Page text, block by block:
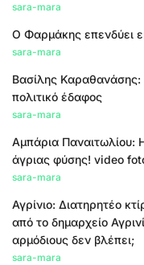
sara-mara
Ο Φαρμάκης επενδύει
sara-mara
Βασίλης Καραθανάσης:
πολιτικό έδαφος
sara-mara
Αμπάρια Παναιτωλίου:
άγριας φύσης! video
sara-mara
Αγρίνιο: Διατηρητέο
από το δημαρχείο
αρμόδιους δεν βλέπει;
sara-mara